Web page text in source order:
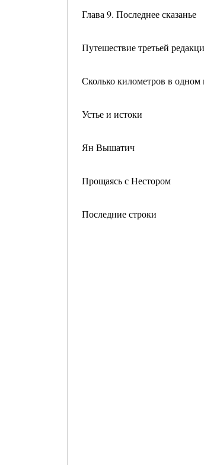
Глава 9. Последнее сказанье
Путешествие третьей
Сколько километров в одном
Устье и истоки
Ян Вышатич
Прощаясь с Нестором
Последние строки